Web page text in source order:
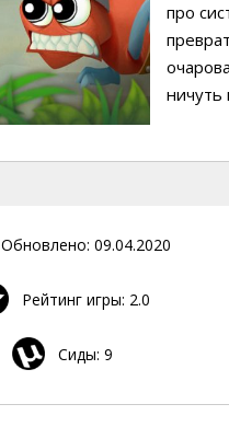
про
Обновлено: 09.04.2020
Рейтинг игры: 2.0
Сиды: 9